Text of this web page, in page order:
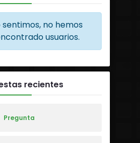
sentimos, no hemos
usuarios.
recientes
Pregunta